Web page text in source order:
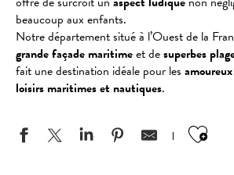
beaucoup aux enfants.
Notre département situé à l’Ouest de la
grande façade maritimeet desuperbes
fait une destination idéale pour les
loisirs maritimes et nautiques.